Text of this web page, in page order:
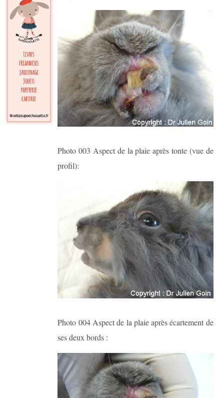
Photo 003 Aspect de la plaie après tonte (vue de
profil):
Photo 004 Aspect de la plaie après écartement de
ses deux bords :